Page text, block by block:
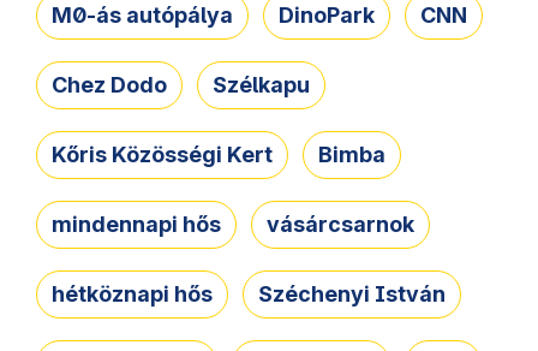
M0-ás autópálya DinoPark CNN
Chez Dodo Szélkapu
Kőris Közösségi Kert Bimba
mindennapi hős vásárcsarnok
hétköznapi hős Széchenyi István